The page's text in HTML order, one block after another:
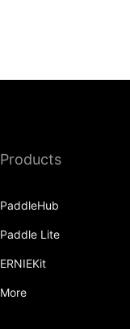
Products
PaddleHub
Paddle Lite
ERNIEKit
More